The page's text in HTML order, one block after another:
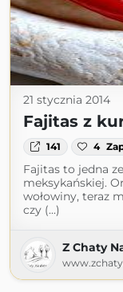
21 stycznia 2014
Fajitas z
141 4
Fajitas to jedna
meksykańskiej.
wołowiny, teraz
czy (...)
Z Chaty